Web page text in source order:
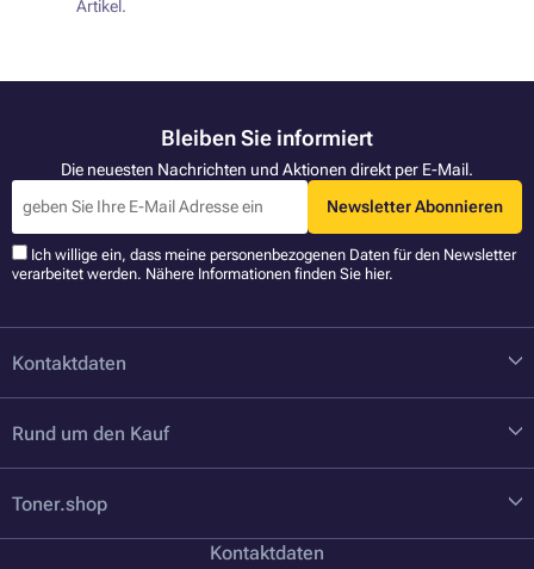
Artikel.
Bleiben Sie informiert
Die neuesten Nachrichten und Aktionen direkt per E-Mail.
Newsletter Abonnieren
Ich willige ein, dass meine personenbezogenen Daten für den Newsletter
verarbeitet werden. Nähere Informationen finden Sie hier.
Kontaktdaten
Rund um den Kauf
Toner.shop
Kontaktdaten